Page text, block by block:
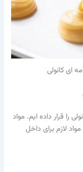
ای کانولی
را قرار داده ایم. مواد
لازم برای داخل